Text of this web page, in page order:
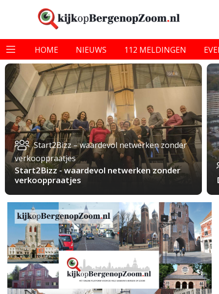
HOME NIEUWS 112 MELDINGEN
Start2Bizz – waardevol netwerken zonder
verkooppraatjes
Start2Bizz - waardevol netwerken zonder
verkooppraatjes